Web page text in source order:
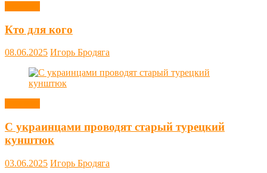
Кто для кого
08.06.2025 Игорь Бродяга
С украинцами проводят старый турецкий
кунштюк
03.06.2025 Игорь Бродяга